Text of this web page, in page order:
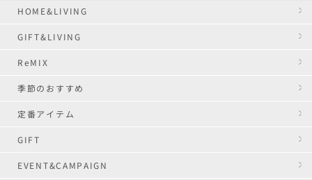
HOME&LIVING
GIFT&LIVING
ReMIX
季節のおすすめ
定番アイテム
GIFT
EVENT&CAMPAIGN